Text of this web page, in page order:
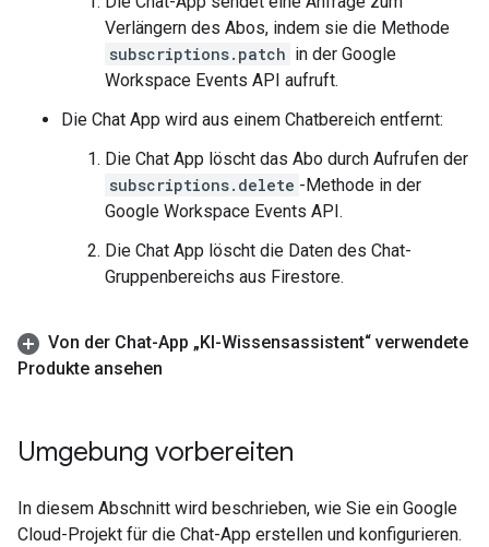
Verlängern des Abos, indem sie die Methode
subscriptions.patch in der Google
Workspace Events API aufruft.
Die Chat App wird aus einem Chatbereich entfernt:
Die Chat App löscht das Abo durch Aufrufen der
subscriptions.delete -Methode in der
Google Workspace Events API.
Die Chat App löscht die Daten des Chat-
Gruppenbereichs aus Firestore.
Von der Chat-App „KI-Wissensassistent“ verwendete
Produkte ansehen
Umgebung vorbereiten
In diesem Abschnitt wird beschrieben, wie Sie ein Google
Cloud-Projekt für die Chat-App erstellen und konfigurieren.